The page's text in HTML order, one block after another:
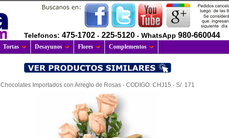
Telefonos: 475-1702 - 225-5120 - WhatsApp 980-660044
Tortas Desayunos Flores Complementos
Chocolates Importados con Arreglo de Rosas - CODIGO: CHJ15 - S/. 171